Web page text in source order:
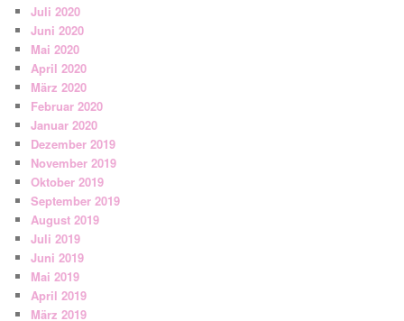
Juli 2020
Juni 2020
Mai 2020
April 2020
März 2020
Februar 2020
Januar 2020
Dezember 2019
November 2019
Oktober 2019
September 2019
August 2019
Juli 2019
Juni 2019
Mai 2019
April 2019
März 2019